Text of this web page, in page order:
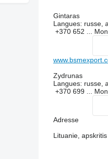
Gintaras
Langues: russe,
+370 652 ...
Zydrunas
Langues: russe,
+370 699 ...
Adresse
Lituanie,